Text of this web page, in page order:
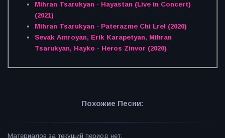
Mihran Tsarukyan - Hayastan (Live in Concert)
(2021)
Mihran Tsarukyan - Paterazme Chi Lrel (2020)
Sevak Amroyan, Erik Karapetyan, Mihran
Tsarukyan, Hayko - Heros Zinvor (2020)
Похожие Песни:
Материалов за текущий период нет.